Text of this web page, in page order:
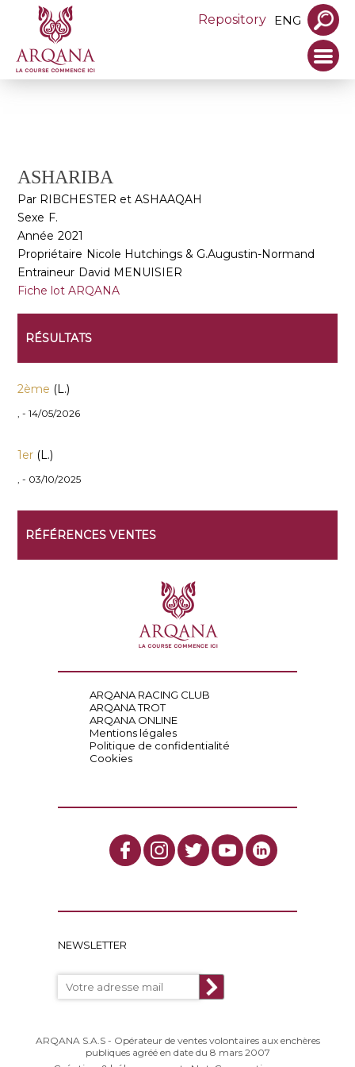
Repository ENG
ASHARIBA
Par RIBCHESTER et ASHAAQAH
Sexe F.
Année 2021
Propriétaire Nicole Hutchings & G.Augustin-Normand
Entraineur David MENUISIER
Fiche lot ARQANA
RÉSULTATS
2ème (L.)
, - 14/05/2026
1er (L.)
, - 03/10/2025
RÉFÉRENCES VENTES
ARQANA RACING CLUB
ARQANA TROT
ARQANA ONLINE
Mentions légales
Politique de confidentialité
Cookies
NEWSLETTER
ARQANA S.A.S - Opérateur de ventes volontaires aux enchères
publiques agréé en date du 8 mars 2007